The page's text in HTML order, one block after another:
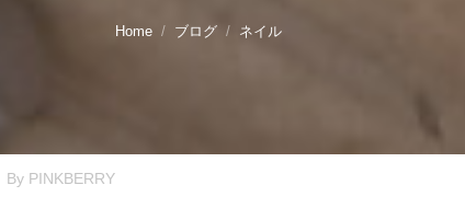
Home ブログ ネイル
By PINKBERRY